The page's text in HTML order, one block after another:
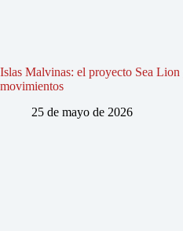
Islas Malvinas: el proyecto Sea Lion
movimientos
25 de mayo de 2026